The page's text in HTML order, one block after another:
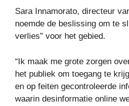
Sara Innamorato, directeur
noemde de beslissing om te
verlies” voor het gebied.
“Ik maak me grote zorgen
het publiek om toegang te
en op feiten gecontroleerde
waarin desinformatie online